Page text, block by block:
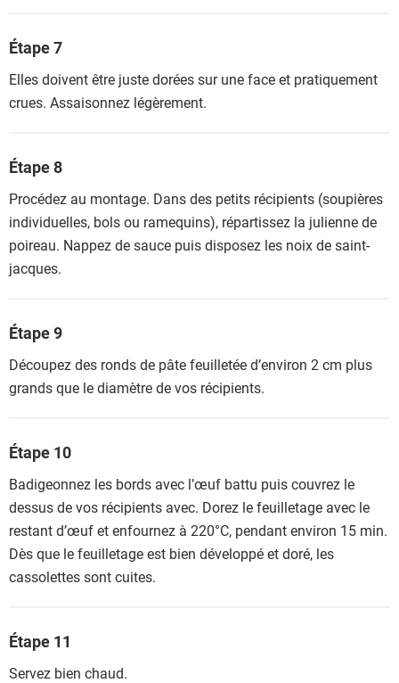
Étape 7
Elles doivent être juste dorées sur une face et pratiquement
crues. Assaisonnez légèrement.
Étape 8
Procédez au montage. Dans des petits récipients (soupières
individuelles, bols ou ramequins), répartissez la julienne de
poireau. Nappez de sauce puis disposez les noix de saint-
jacques.
Étape 9
Découpez des ronds de pâte feuilletée d’environ 2 cm plus
grands que le diamètre de vos récipients.
Étape 10
Badigeonnez les bords avec l’œuf battu puis couvrez le
dessus de vos récipients avec. Dorez le feuilletage avec le
restant d’œuf et enfournez à 220°C, pendant environ 15 min.
Dès que le feuilletage est bien développé et doré, les
cassolettes sont cuites.
Étape 11
Servez bien chaud.